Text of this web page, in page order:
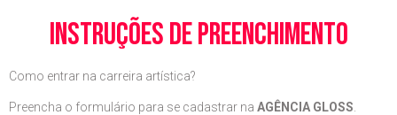
instruções de preenchimento
Como entrar na carreira artística?
Preencha o formulário para se cadastrar na AGÊNCIA GLOSS